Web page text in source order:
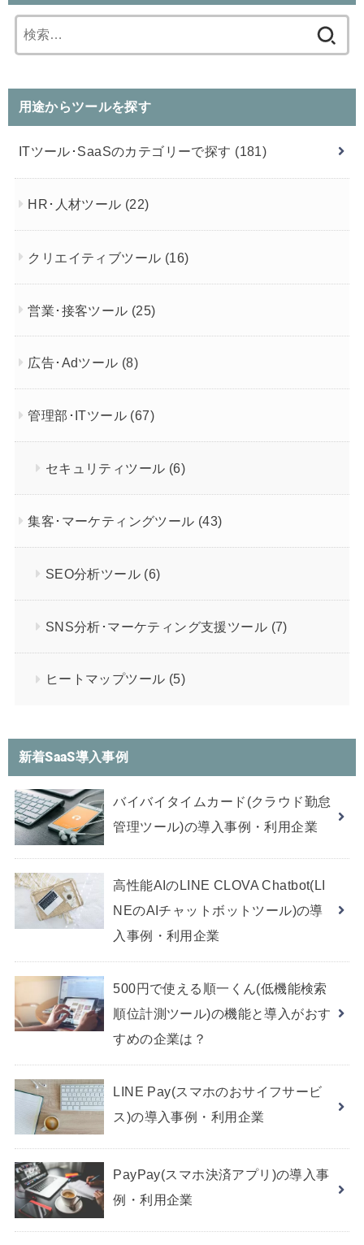
索:
用途からツールを探す
ITツール･SaaSのカテゴリーで探す (181)
HR･人材ツール (22)
クリエイティブツール (16)
営業･接客ツール (25)
広告･Adツール (8)
管理部･ITツール (67)
セキュリティツール (6)
集客･マーケティングツール (43)
SEO分析ツール (6)
SNS分析･マーケティング支援ツール (7)
ヒートマップツール (5)
新着SaaS導入事例
バイバイタイムカード(クラウド勤怠
管理ツール)の導入事例・利用企業
高性能AIのLINE CLOVA Chatbot(LI
NEのAIチャットボットツール)の導
入事例・利用企業
500円で使える順一くん(低機能検索
順位計測ツール)の機能と導入がおす
すめの企業は？
LINE Pay(スマホのおサイフサービ
ス)の導入事例・利用企業
PayPay(スマホ決済アプリ)の導入事
例・利用企業